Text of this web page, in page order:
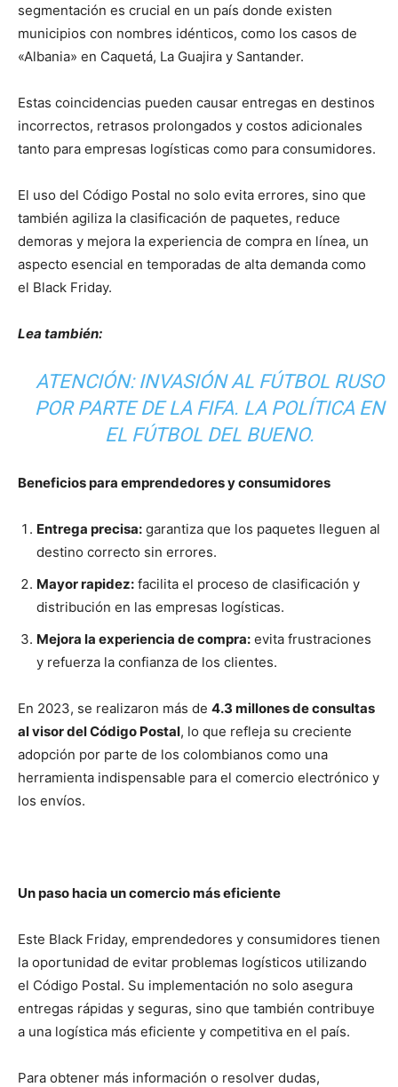
segmentación es crucial en un país donde existen
municipios con nombres idénticos, como los casos de
«Albania» en Caquetá, La Guajira y Santander.
Estas coincidencias pueden causar entregas en destinos
incorrectos, retrasos prolongados y costos adicionales
tanto para empresas logísticas como para consumidores.
El uso del Código Postal no solo evita errores, sino que
también agiliza la clasificación de paquetes, reduce
demoras y mejora la experiencia de compra en línea, un
aspecto esencial en temporadas de alta demanda como
el Black Friday.
Lea también:
ATENCIÓN: INVASIÓN AL FÚTBOL RUSO
POR PARTE DE LA FIFA. LA POLÍTICA EN
EL FÚTBOL DEL BUENO.
Beneficios para emprendedores y consumidores
Entrega precisa: garantiza que los paquetes lleguen al
destino correcto sin errores.
Mayor rapidez: facilita el proceso de clasificación y
distribución en las empresas logísticas.
Mejora la experiencia de compra: evita frustraciones
y refuerza la confianza de los clientes.
En 2023, se realizaron más de 4.3 millones de consultas
al visor del Código Postal, lo que refleja su creciente
adopción por parte de los colombianos como una
herramienta indispensable para el comercio electrónico y
los envíos.
Un paso hacia un comercio más eficiente
Este Black Friday, emprendedores y consumidores tienen
la oportunidad de evitar problemas logísticos utilizando
el Código Postal. Su implementación no solo asegura
entregas rápidas y seguras, sino que también contribuye
a una logística más eficiente y competitiva en el país.
Para obtener más información o resolver dudas,